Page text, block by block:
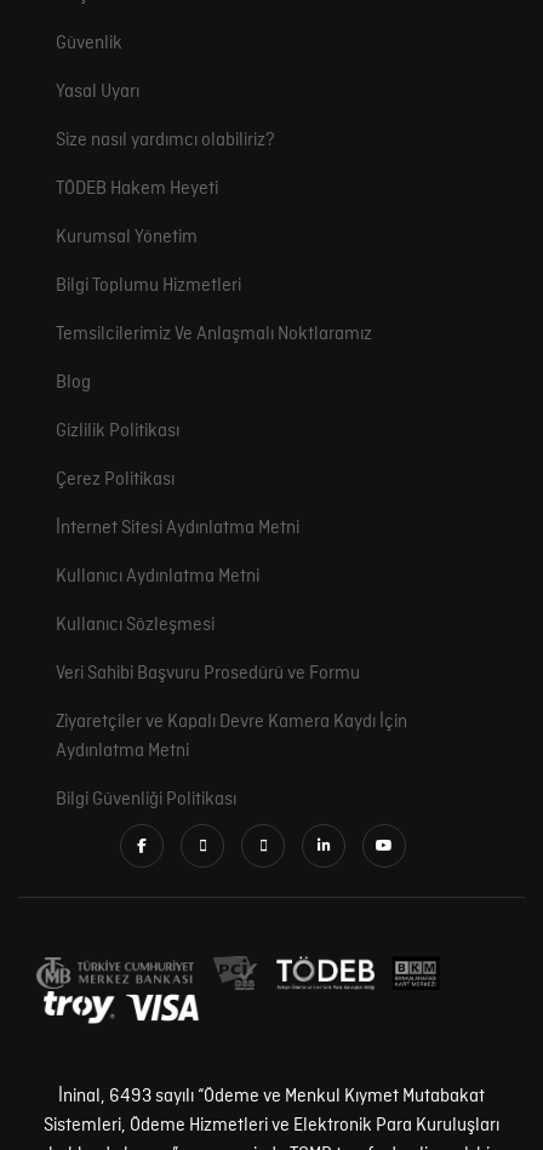
Güvenlik
Yasal Uyarı
Size nasıl yardımcı olabiliriz?
TÖDEB Hakem Heyeti
Kurumsal Yönetim
Bilgi Toplumu Hizmetleri
Temsilcilerimiz Ve Anlaşmalı Noktlaramız
Blog
Gizlilik Politikası
Çerez Politikası
İnternet Sitesi Aydınlatma Metni
Kullanıcı Aydınlatma Metni
Kullanıcı Sözleşmesi
Veri Sahibi Başvuru Prosedürü ve Formu
Ziyaretçiler ve Kapalı Devre Kamera Kaydı İçin
Aydınlatma Metni
Bilgi Güvenliği Politikası
İninal, 6493 sayılı “Ödeme ve Menkul Kıymet Mutabakat
Sistemleri, Ödeme Hizmetleri ve Elektronik Para Kuruluşları